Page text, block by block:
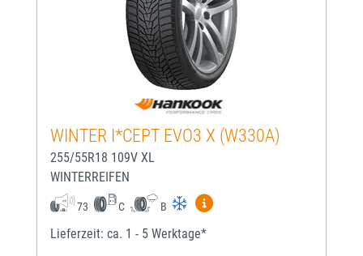
WINTER I*CEPT EVO3 X (W330A)
255/55R18 109V XL
WINTERREIFEN
73 C B
Mehr Informationen zum
Lieferzeit: ca. 1 - 5 Werktage*